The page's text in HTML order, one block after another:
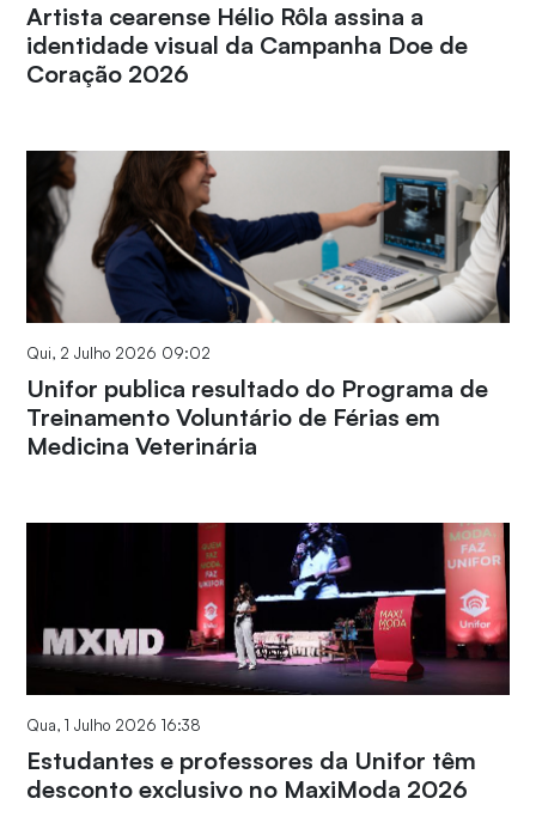
Artista cearense Hélio Rôla assina a
identidade visual da Campanha Doe de
Coração 2026
Qui, 2 Julho 2026 09:02
Unifor publica resultado do Programa de
Treinamento Voluntário de Férias em
Medicina Veterinária
Qua, 1 Julho 2026 16:38
Estudantes e professores da Unifor têm
desconto exclusivo no MaxiModa 2026